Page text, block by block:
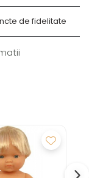
de fidelitate